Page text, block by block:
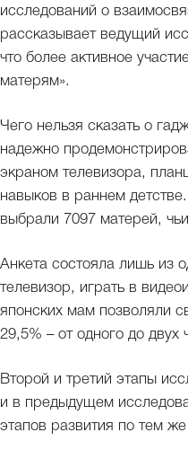
исследований о
рассказывает ведущий
что более активное
матерям».
Чего нельзя сказать о
надежно
экраном телевизора,
навыков в раннем
выбрали 7097 матерей,
Анкета состояла лишь из
телевизор, играть в
японских мам позволяли
29,5% – от одного до
Второй и третий этапы
и в предыдущем
этапов развития по тем